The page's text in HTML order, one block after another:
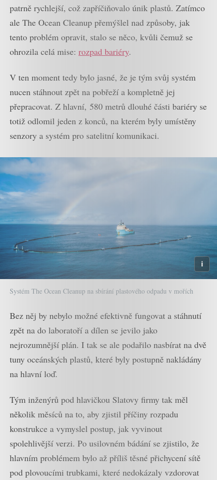
patrně rychlejší, což zapříčiňovalo únik plastů. Zatímco
ale The Ocean Cleanup přemýšlel nad způsoby, jak
tento problém opravit, stalo se něco, kvůli čemuž se
ohrozila celá mise: rozpad bariéry.
V ten moment tedy bylo jasné, že je tým svůj systém
nucen stáhnout zpět na pobřeží a kompletně jej
přepracovat. Z hlavní, 580 metrů dlouhé části bariéry se
totiž odlomil jeden z konců, na kterém byly umístěny
senzory a systém pro satelitní komunikaci.
Systém The Ocean Cleanup na sbírání plastového odpadu v mořích
Bez něj by nebylo možné efektivně fungovat a stáhnutí
zpět na do laboratoří a dílen se jevilo jako
nejrozumnější plán. I tak se ale podařilo nasbírat na dvě
tuny oceánských plastů, které byly postupně nakládány
na hlavní loď.
Tým inženýrů pod hlavičkou Slatovy firmy tak měl
několik měsíců na to, aby zjistil příčiny rozpadu
konstrukce a vymyslel postup, jak vyvinout
spolehlivější verzi. Po usilovném bádání se zjistilo, že
hlavním problémem bylo až příliš těsné přichycení sítě
pod plovoucími trubkami, které nedokázaly vzdorovat